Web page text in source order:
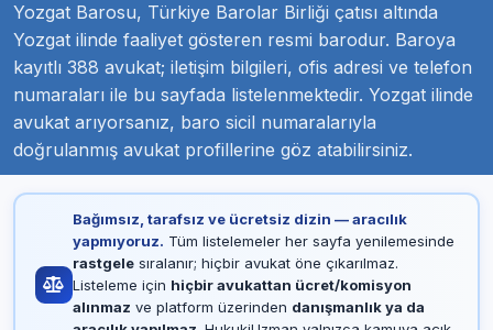
Yozgat Barosu, Türkiye Barolar Birliği çatısı altında
Yozgat ilinde faaliyet gösteren resmi barodur. Baroya
kayıtlı 388 avukat; iletişim bilgileri, ofis adresi ve telefon
numaraları ile bu sayfada listelenmektedir. Yozgat ilinde
avukat arıyorsanız, baro sicil numaralarıyla
doğrulanmış avukat profillerine göz atabilirsiniz.
Bağımsız, tarafsız ve ücretsiz dizin — aracılık
yapmıyoruz. Tüm listelemeler her sayfa yenilemesinde
rastgelesıralanır; hiçbir avukat öne çıkarılmaz.
Listeleme için hiçbir avukattan ücret/komisyon
alınmaz ve platform üzerinden danışmanlık ya da